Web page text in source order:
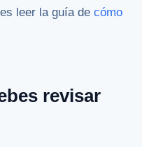
leer la guía de cómo
revisar